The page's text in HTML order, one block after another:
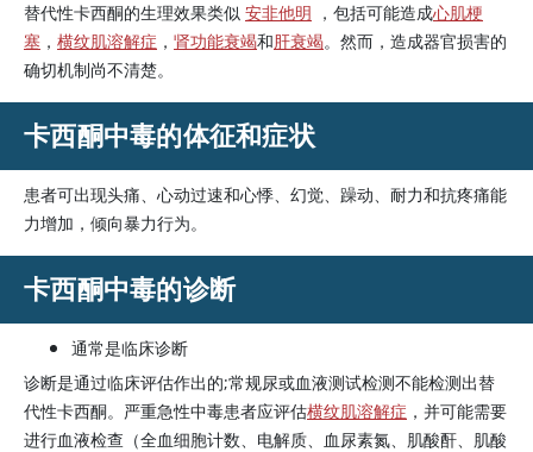
替代性卡西酮的生理效果类似 安非他明 ，包括可能造成心肌梗
塞 ， 横纹肌溶解症 ， 肾功能衰竭和肝衰竭。然而，造成器官损害的
确切机制尚不清楚。
卡西酮中毒的体征和症状
患者可出现头痛、心动过速和心悸、幻觉、躁动、耐力和抗疼痛能
力增加，倾向暴力行为。
卡西酮中毒的诊断
通常是临床诊断
诊断是通过临床评估作出的;常规尿或血液测试检测不能检测出替
代性卡西酮。严重急性中毒患者应评估横纹肌溶解症 ，并可能需要
进行血液检查（全血细胞计数、电解质、血尿素氮、肌酸酐、肌酸